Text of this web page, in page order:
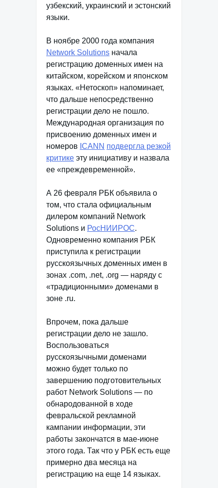
узбекский, украинский и эстонский
языки.
В ноябре 2000 года компания
Network Solutions начала
регистрацию доменных имен на
китайском, корейском и японском
языках. «Нетоскоп» напоминает,
что дальше непосредственно
регистрации дело не пошло.
Международная организация по
присвоению доменных имен и
номеров ICANN подвергла резкой
критике эту инициативу и назвала
ее «преждевременной».
А 26 февраля РБК объявила о
том, что стала официальным
дилером компаний Network
Solutions и РосНИИРОС.
Одновременно компания РБК
приступила к регистрации
русскоязычных доменных имен в
зонах .com, .net, .org — наряду с
«традиционными» доменами в
зоне .ru.
Впрочем, пока дальше
регистрации дело не зашло.
Воспользоваться
русскоязычными доменами
можно будет только по
завершению подготовительных
работ Network Solutions — по
обнародованной в ходе
февральской рекламной
кампании информации, эти
работы закончатся в мае-июне
этого года. Так что у РБК есть еще
примерно два месяца на
регистрацию на еще 14 языках.